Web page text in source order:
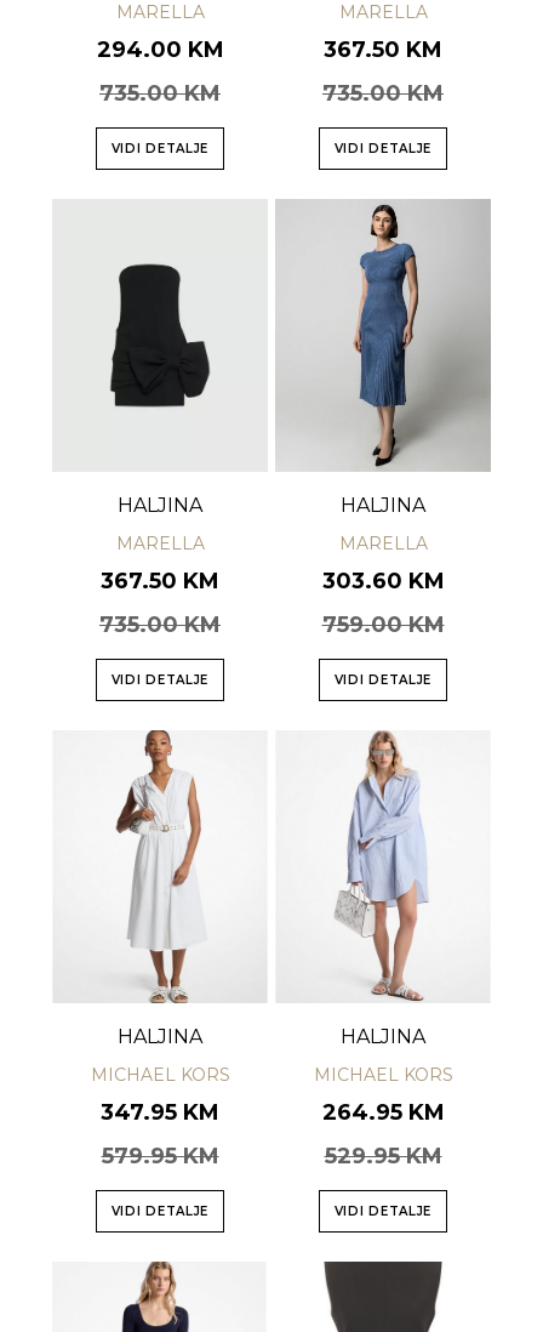
MARELLA
294.00 KM
735.00 KM
VIDI DETALJE
MARELLA
367.50 KM
735.00 KM
VIDI DETALJE
HALJINA
MARELLA
367.50 KM
735.00 KM
VIDI DETALJE
HALJINA
MARELLA
303.60 KM
759.00 KM
VIDI DETALJE
HALJINA
MICHAEL KORS
347.95 KM
579.95 KM
VIDI DETALJE
HALJINA
MICHAEL KORS
264.95 KM
529.95 KM
VIDI DETALJE